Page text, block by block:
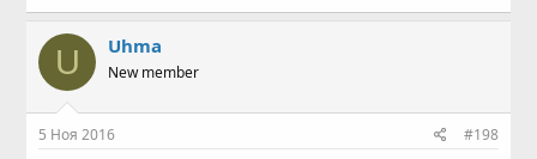
U Uhma
New member
5 Ноя 2016 #198